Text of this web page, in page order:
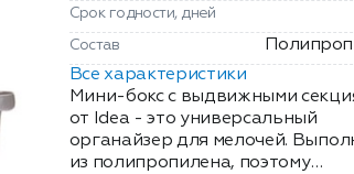
Срок годности, дней
Состав
Все характеристики
Мини-бокс с выдвижными
от Idea - это универсальный
органайзер для мелочей.
из полипропилена, поэтому